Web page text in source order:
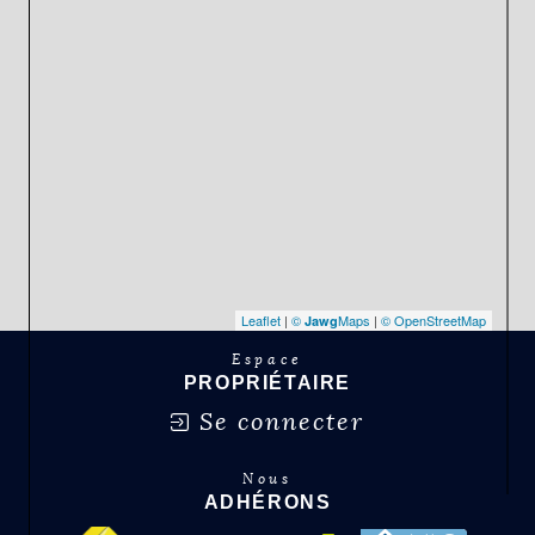
Leaflet | © JawgMaps | © OpenStreetMap
Espace
PROPRIÉTAIRE
Se connecter
Nous
ADHÉRONS